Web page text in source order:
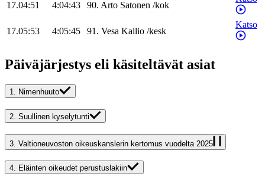
17.04:51 4:04:43 90. Arto Satonen /kok
17.05:53 4:05:45 91. Vesa Kallio /kesk
Katso
Päiväjärjestys eli käsiteltävät asiat
1. Nimenhuuto
2. Suullinen kyselytunti
3. Valtioneuvoston oikeuskanslerin kertomus vuodelta 2025
4. Eläinten oikeudet perustuslakiin